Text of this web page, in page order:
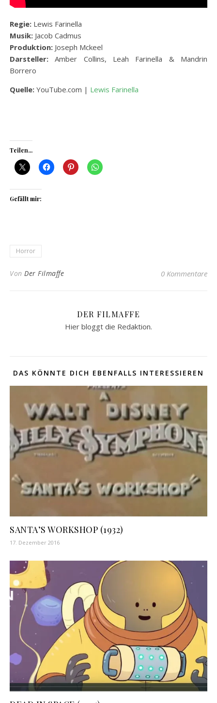
Regie: Lewis Farinella
Musik: Jacob Cadmus
Produktion: Joseph Mckeel
Darsteller: Amber Collins, Leah Farinella & Mandrin
Borrero
Quelle: YouTube.com | Lewis Farinella
Teilen...
Gefällt mir:
Horror
Von Der Filmaffe 0 Kommentare
DER FILMAFFE
Hier bloggt die Redaktion.
DAS KÖNNTE DICH EBENFALLS INTERESSIEREN
SANTA’S WORKSHOP (1932)
17. Dezember 2016